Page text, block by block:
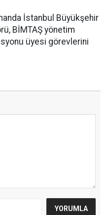
İstanbul Büyükşehir
BİMTAŞ yönetim
üyesi görevlerini